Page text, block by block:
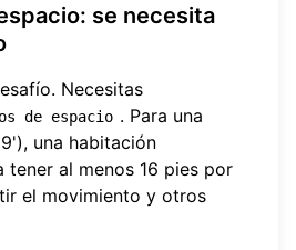
se necesita
Necesitas
de espacio . Para una
una habitación
tener al menos 16 pies por
el movimiento y otros